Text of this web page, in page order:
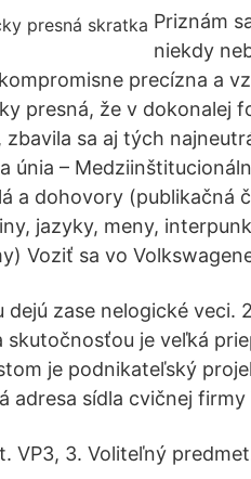
Priznám
niekdy
precízna a
presná, že v dokonalej
sa aj tých
únia –
a dohovory (publikačná
jazyky, meny,
Voziť sa vo
zase nelogické veci.
skutočnosťou je veľká
je podnikateľský
adresa sídla cvičnej
VP3, 3. Voliteľný